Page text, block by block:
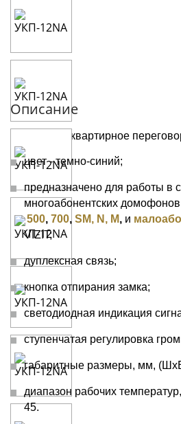
Описание
Устройство квартирное
цвет - темно-синий;
предназначено для работы в
многоабонентских
500, 700, SM, N, M, и
VIZIT;
дуплексная связь;
кнопка отпирания замка;
светодиодная индикация
ступенчатая регулировка
габаритные размеры, мм,
диапазон рабочих
45.